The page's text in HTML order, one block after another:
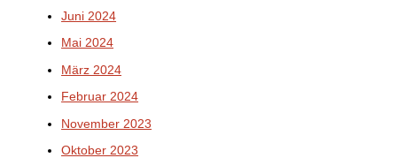
Juni 2024
Mai 2024
März 2024
Februar 2024
November 2023
Oktober 2023